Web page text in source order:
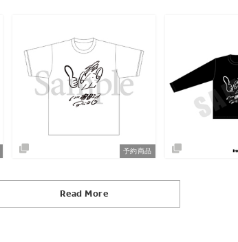
予約商品
Read More